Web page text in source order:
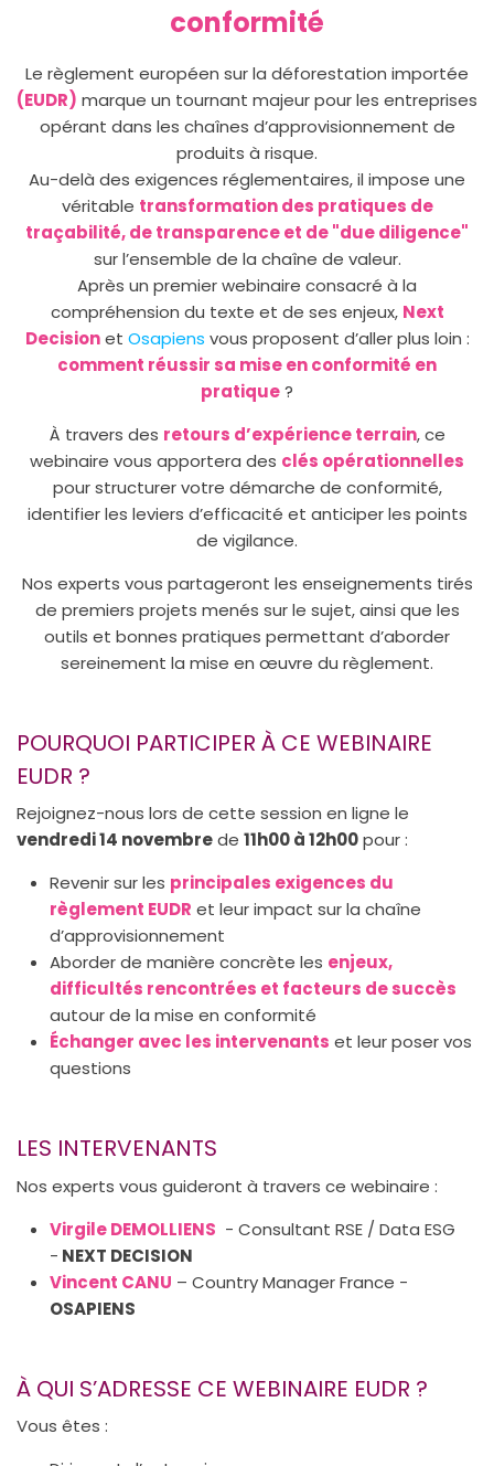
conformité
Le règlement européen sur la déforestation importée
(EUDR) marque un tournant majeur pour les entreprises
opérant dans les chaînes d’approvisionnement de
produits à risque.
Au-delà des exigences réglementaires, il impose une
véritable transformation des pratiques de
traçabilité, de transparence et de "due diligence"
sur l’ensemble de la chaîne de valeur.
Après un premier webinaire consacré à la
compréhension du texte et de ses enjeux, Next
Decisionet Osapiens vous proposent d’aller plus loin :
comment réussir sa mise en conformité en
pratique?
À travers des retours d’expérience terrain, ce
webinaire vous apportera des clés opérationnelles
pour structurer votre démarche de conformité,
identifier les leviers d’efficacité et anticiper les points
de vigilance.
Nos experts vous partageront les enseignements tirés
de premiers projets menés sur le sujet, ainsi que les
outils et bonnes pratiques permettant d’aborder
sereinement la mise en œuvre du règlement.
POURQUOI PARTICIPER À CE WEBINAIRE
EUDR ?
Rejoignez-nous lors de cette session en ligne le
vendredi 14 novembrede 11h00 à 12h00pour :
Revenir sur les principales exigences du
règlement EUDR et leur impact sur la chaîne
d’approvisionnement
Aborder de manière concrète les enjeux,
difficultés rencontrées et facteurs de succès
autour de la mise en conformité
Échanger avec les intervenants et leur poser vos
questions
LES INTERVENANTS
Nos experts vous guideront à travers ce webinaire :
Virgile DEMOLLIENS - Consultant RSE / Data ESG
- NEXT DECISION
Vincent CANU – Country Manager France -
OSAPIENS
À QUI S’ADRESSE CE WEBINAIRE EUDR ?
Vous êtes :